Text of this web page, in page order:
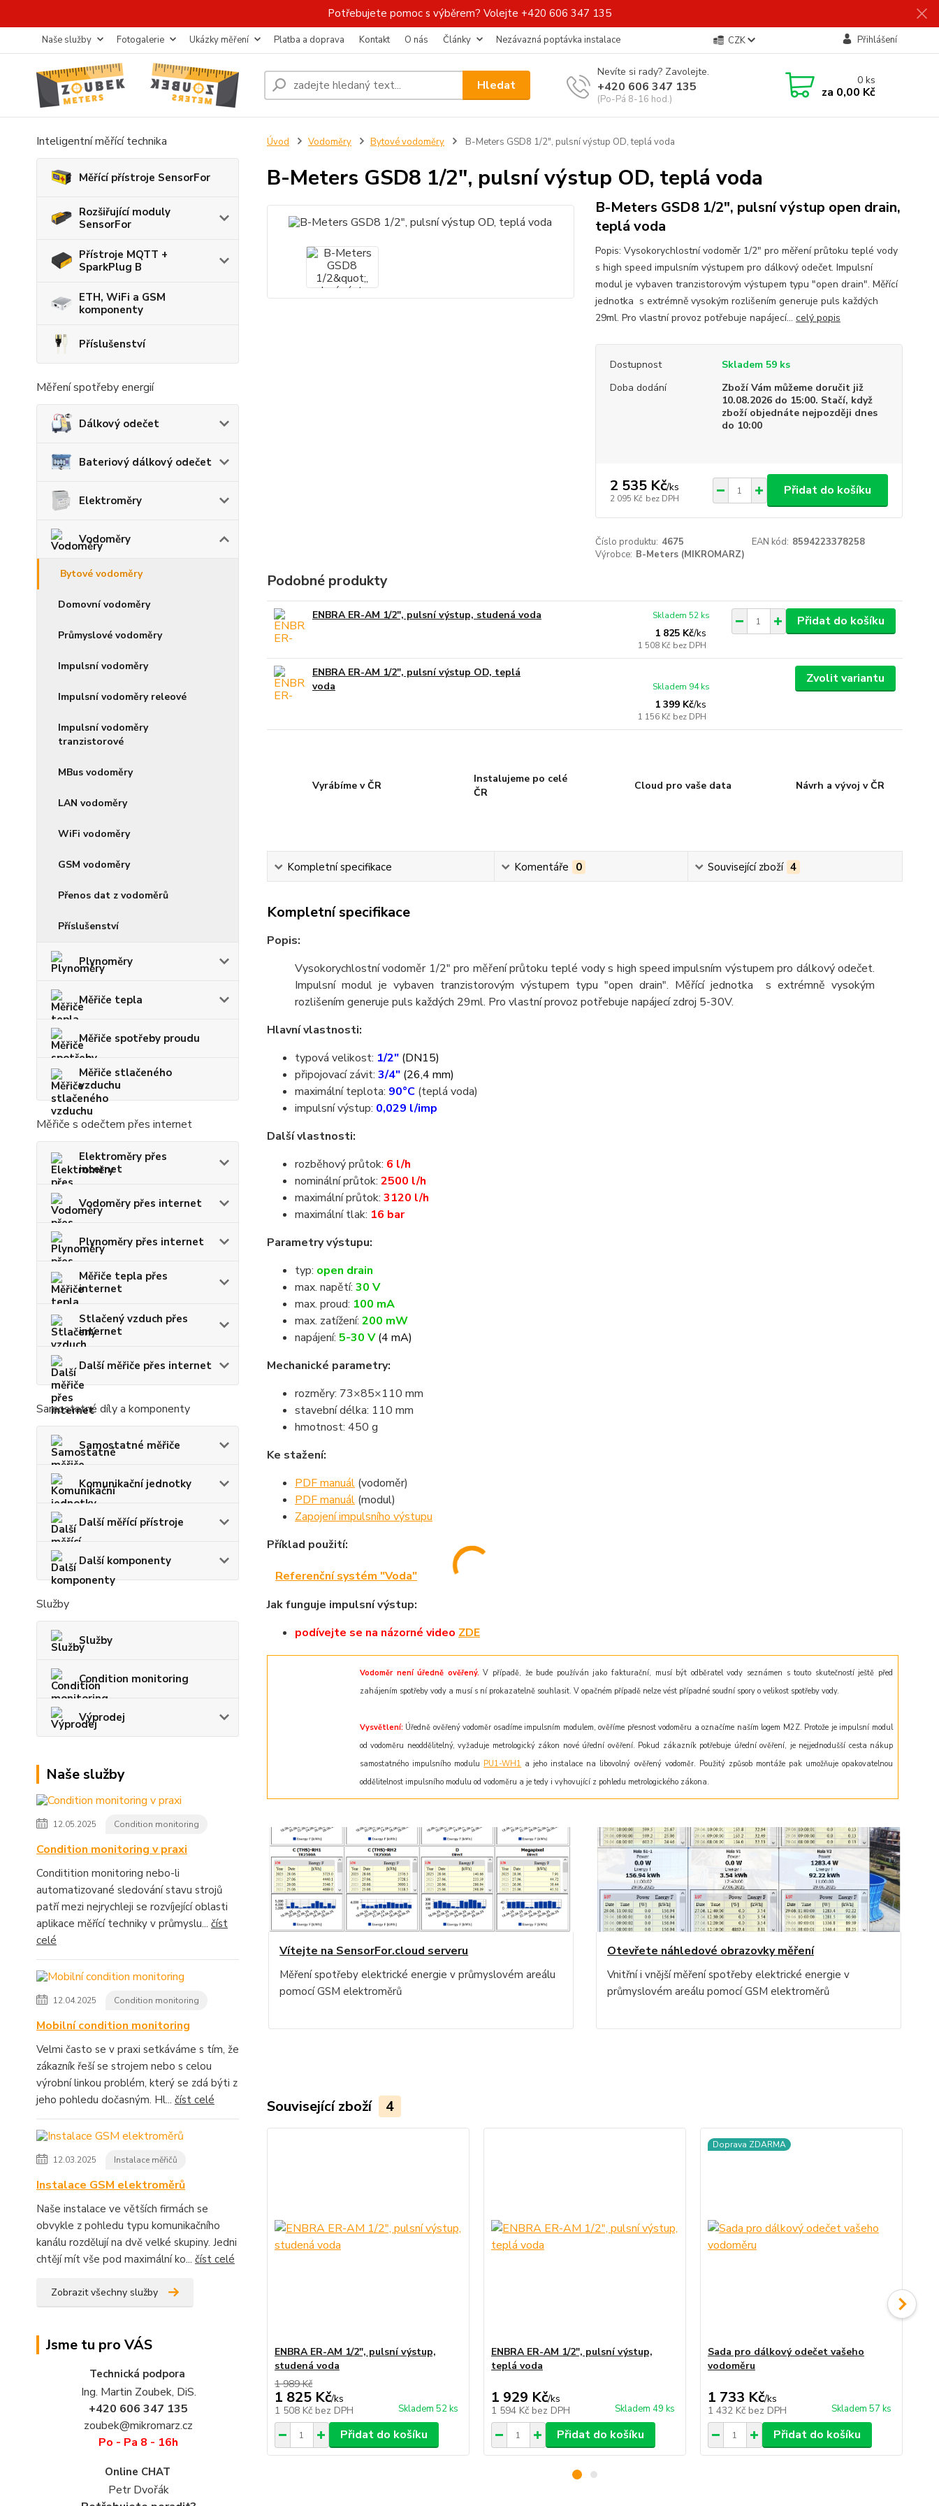
Potřebujete pomoc s výběrem? Volejte +420 606 347 135
Naše služby Fotogalerie Ukázky měření Platba a doprava Kontakt O nás Články Nezávazná poptávka instalace CZK Přihlášení
Hledat
Nevíte si rady? Zavolejte.
+420 606 347 135
(Po-Pá 8-16 hod.)
0ks
za 0,00 Kč
Inteligentní měřící technika
Měřící přístroje SensorFor
Rozšiřující moduly
SensorFor
Přístroje MQTT +
SparkPlug B
ETH, WiFi a GSM
komponenty
Příslušenství
Měření spotřeby energií
Dálkový odečet
Bateriový dálkový odečet
Elektroměry
Vodoměry
Bytové vodoměry
Domovní vodoměry
Průmyslové vodoměry
Impulsní vodoměry
Impulsní vodoměry releové
Impulsní vodoměry
tranzistorové
MBus vodoměry
LAN vodoměry
WiFi vodoměry
GSM vodoměry
Přenos dat z vodoměrů
Příslušenství
Plynoměry
Měřiče tepla
Měřiče spotřeby proudu
Měřiče stlačeného
vzduchu
Měřiče s odečtem přes internet
Elektroměry přes
internet
Vodoměry přes internet
Plynoměry přes internet
Měřiče tepla přes
internet
Stlačený vzduch přes
internet
Další měřiče přes internet
Samostatné díly a komponenty
Samostatné měřiče
Komunikační jednotky
Další měřící přístroje
Další komponenty
Služby
Služby
Condition monitoring
Výprodej
Naše služby
12.05.2025 Condition monitoring
Condition monitoring v praxi
Conditition monitoring nebo-li
automatizované sledování stavu strojů
patří mezi nejrychleji se rozvíjející oblasti
aplikace měřící techniky v průmyslu... číst
celé
12.04.2025 Condition monitoring
Mobilní condition monitoring
Velmi často se v praxi setkáváme s tím, že
zákazník řeší se strojem nebo s celou
výrobní linkou problém, který se zdá býti z
jeho pohledu dočasným. Hl... číst celé
12.03.2025 Instalace měřičů
Instalace GSM elektroměrů
Naše instalace ve větších firmách se
obvykle z pohledu typu komunikačního
kanálu rozdělují na dvě velké skupiny. Jedni
chtějí mít vše pod maximální ko... číst celé
Zobrazit všechny služby
Jsme tu pro VÁS
Technická podpora
Ing. Martin Zoubek, DiS.
+420 606 347 135
zoubek@mikromarz.cz
Po - Pa 8 - 16h
Online CHAT
Petr Dvořák
Úvod Vodoměry Bytové vodoměry B-Meters GSD8 1/2", pulsní výstup OD, teplá voda
B-Meters GSD8 1/2", pulsní výstup OD, teplá voda
B-Meters GSD8 1/2", pulsní výstup open drain,
teplá voda
Popis: Vysokorychlostní vodoměr 1/2" pro měření průtoku teplé vody
s high speed impulsním výstupem pro dálkový odečet. Impulsní
modul je vybaven tranzistorovým výstupem typu "open drain". Měřící
jednotka s extrémně vysokým rozlišením generuje puls každých
29ml. Pro vlastní provoz potřebuje napájecí... celý popis
Dostupnost
Skladem 59 ks
Doba dodání
Zboží Vám můžeme doručit již
10.08.2026 do 15:00. Stačí, když
zboží objednáte nejpozději dnes
do 10:00
2 535 Kč/ks
2 095 Kč bez DPH
Přidat do košíku
Číslo produktu: 4675 EAN kód: 8594223378258
Výrobce: B-Meters (MIKROMARZ)
Podobné produkty
ENBRA ER-AM 1/2", pulsní výstup, studená voda
1 825 Kč/ks
1 508 Kč bez DPH
Skladem 52 ks Přidat do košíku
ENBRA ER-AM 1/2", pulsní výstup OD, teplá
voda
1 399 Kč/ks
1 156 Kč bez DPH
Skladem 94 ks
Zvolit variantu
Vyrábíme v ČR
Instalujeme po celé
ČR
Cloud pro vaše data Návrh a vývoj v ČR
Kompletní specifikace Komentáře 0 Související zboží 4
Kompletní specifikace
Popis:
Vysokorychlostní vodoměr 1/2" pro měření průtoku teplé vody s high speed impulsním výstupem pro dálkový odečet.
Impulsní modul je vybaven tranzistorovým výstupem typu "open drain". Měřící jednotka s extrémně vysokým
rozlišením generuje puls každých 29ml. Pro vlastní provoz potřebuje napájecí zdroj 5-30V.
Hlavní vlastnosti:
typová velikost: 1/2"(DN15)
připojovací závit: 3/4"(26,4 mm)
maximální teplota: 90°C(teplá voda)
impulsní výstup: 0,029 l/imp
Další vlastnosti:
rozběhový průtok: 6 l/h
nominální průtok: 2500 l/h
maximální průtok: 3120 l/h
maximální tlak: 16 bar
Parametry výstupu:
typ: open drain
max. napětí: 30 V
max. proud: 100 mA
max. zatížení: 200 mW
napájení: 5-30 V(4 mA)
Mechanické parametry:
rozměry: 73×85×110 mm
stavební délka: 110 mm
hmotnost: 450 g
Ke stažení:
PDF manuál(vodoměr)
PDF manuál(modul)
Zapojení impulsního výstupu
Příklad použití:
Referenční systém "Voda"
Jak funguje impulsní výstup:
podívejte se na názorné video ZDE
Vodoměr není úředně ověřený.V případě, že bude používán jako fakturační, musí být odběratel vody seznámen s touto skutečností ještě před
zahájením spotřeby vody a musí s ní prokazatelně souhlasit. V opačném případě nelze vést případné soudní spory o velikost spotřeby vody.
Vysvětlení:Úředně ověřený vodoměr osadíme impulsním modulem, ověříme přesnost vodoměru a označíme naším logem M2Z. Protože je impulsní modul
od vodoměru neoddělitelný,vyžaduje metrologický zákon nové úřední ověření. Pokud zákazník potřebuje úřední ověření, je nejjednodušší cesta nákup
samostatného impulsního modulu PU1-WH1 a jeho instalace na libovolný ověřený vodoměr. Použitý způsob montáže pak umožňuje opakovatelnou
oddělitelnost impulsního modulu od vodoměru a je tedy i vyhovující z pohledu metrologického zákona.
Vítejte na SensorFor.cloud serveru
Měření spotřeby elektrické energie v průmyslovém areálu
pomocí GSM elektroměrů
Otevřete náhledové obrazovky měření
Vnitřní i vnější měření spotřeby elektrické energie v
průmyslovém areálu pomocí GSM elektroměrů
Související zboží 4
ENBRA ER-AM 1/2", pulsní výstup,
studená voda
1 989 Kč
1 825 Kč/ks
1 508 Kč bez DPH Skladem 52 ks
Přidat do košíku
ENBRA ER-AM 1/2", pulsní výstup,
teplá voda
1 929 Kč/ks
1 594 Kč bez DPH Skladem 49 ks
Přidat do košíku
Doprava ZDARMA
Sada pro dálkový odečet vašeho
vodoměru
1 733 Kč/ks
1 432 Kč bez DPH Skladem 57 ks
Přidat do košíku